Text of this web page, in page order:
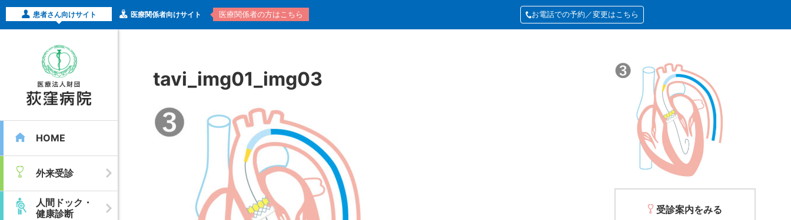
患者さん向けサイト 医療関係者向けサイト 医療関係者の方はこちら お電話での予約／変更はこちら
HOME
外来受診
人間ドック・
健康診断
tavi_img01_img03
受診案内をみる